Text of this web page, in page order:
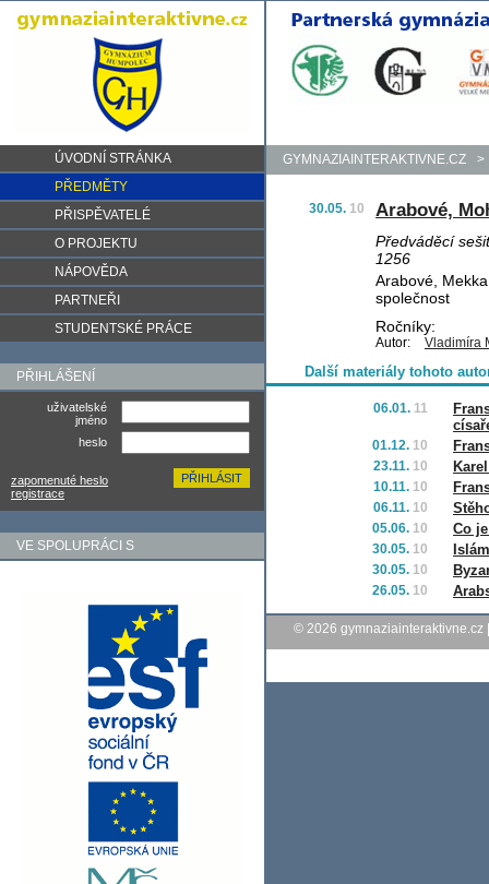
ÚVODNÍ STRÁNKA
PŘEDMĚTY
PŘISPĚVATELÉ
O PROJEKTU
NÁPOVĚDA
PARTNEŘI
STUDENTSKÉ PRÁCE
PŘIHLÁŠENÍ
uživatelské
jméno
heslo
zapomenuté heslo
registrace
VE SPOLUPRÁCI S
GYMNAZIAINTERAKTIVNE.CZ >
30.05. 10 Arabové,
Předváděcí
1256
Arabové,
společnost
Ročníky:
Autor: Vladimíra
Další materiály tohoto
06.01. 11
01.12. 10
23.11. 10
10.11. 10
06.11. 10
05.06. 10 Co
30.05. 10
30.05. 10
26.05. 10
© 2026 gymnaziainteraktivne.cz